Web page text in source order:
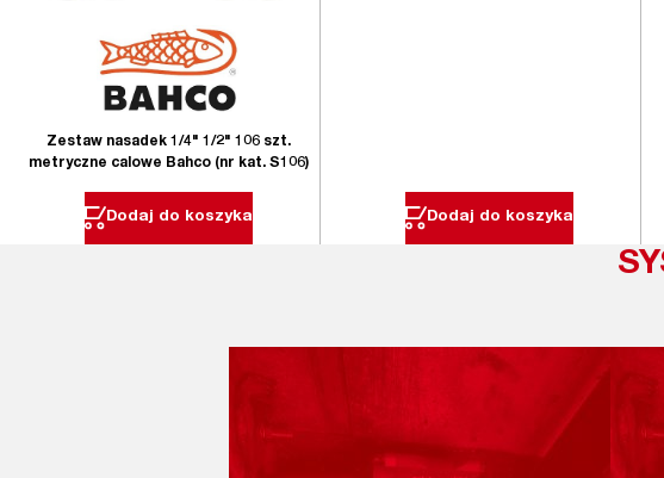
Zestaw nasadek 1/4" 1/2" 106 szt.
metryczne calowe Bahco (nr kat. S106)
Dodaj do koszyka Dodaj do koszyka